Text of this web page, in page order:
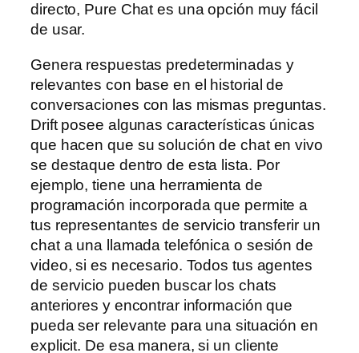
directo, Pure Chat es una opción muy fácil
de usar.
Genera respuestas predeterminadas y
relevantes con base en el historial de
conversaciones con las mismas preguntas.
Drift posee algunas características únicas
que hacen que su solución de chat en vivo
se destaque dentro de esta lista. Por
ejemplo, tiene una herramienta de
programación incorporada que permite a
tus representantes de servicio transferir un
chat a una llamada telefónica o sesión de
video, si es necesario. Todos tus agentes
de servicio pueden buscar los chats
anteriores y encontrar información que
pueda ser relevante para una situación en
explicit. De esa manera, si un cliente